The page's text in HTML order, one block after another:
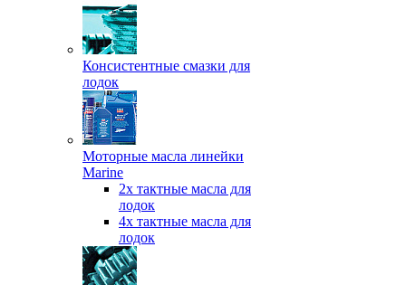
Консистентные смазки для
лодок
Моторные масла линейки
Marine
2х тактные масла для
лодок
4х тактные масла для
лодок